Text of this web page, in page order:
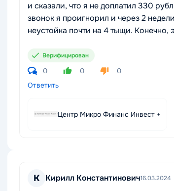
и сказали, что я не доплатил 330
звонок я проигнорил и через 2
неустойка почти на 4 тыщи. Конечно,
Верифицирован
0 0
0
Ответить
Центр Микро Финанс Инвест +
К Кирилл Константинович16.03.2024